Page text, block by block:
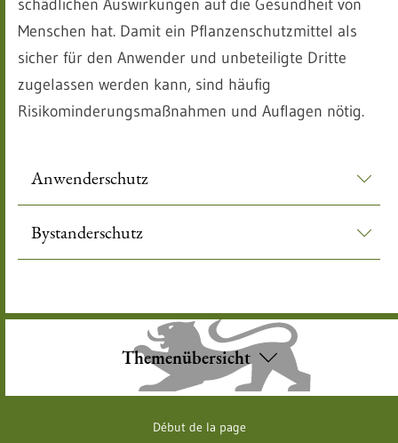
schädlichen Auswirkungen auf die Gesundheit von
Menschen hat. Damit ein Pflanzenschutzmittel als
sicher für den Anwender und unbeteiligte Dritte
zugelassen werden kann, sind häufig
Risikominderungsmaßnahmen und Auflagen nötig.
Anwenderschutz
Bystanderschutz
Themenübersicht
Début de la page